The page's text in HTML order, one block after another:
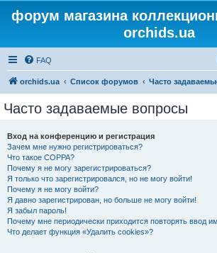
форум магазина
orchids.ua
FAQ
orchids.ua Список форумов Часто
Часто задаваемые вопросы
Вход на конференцию и регистрация
Зачем мне нужно регистрироваться?
Что такое COPPA?
Почему я не могу зарегистрироваться?
Я только что зарегистрировался, но не могу войти!
Почему я не могу войти?
Я давно зарегистрирован, но больше не могу войти!
Я забыл пароль!
Почему мне периодически приходится повторять ввод
Что делает функция «Удалить cookies»?